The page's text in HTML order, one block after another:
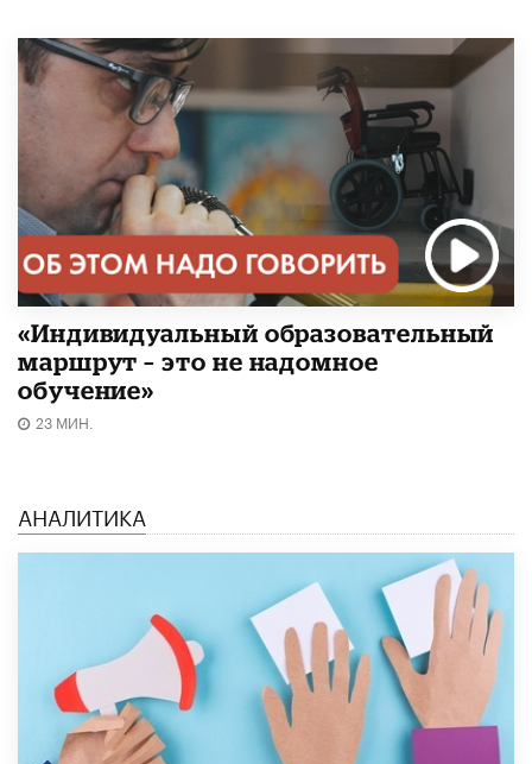
«Индивидуальный образовательный
маршрут – это не надомное
обучение»
23 МИН.
АНАЛИТИКА